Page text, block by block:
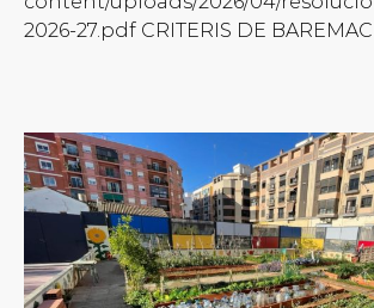
2026-27.pdf CRITERIS DE